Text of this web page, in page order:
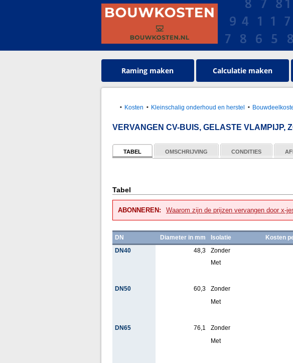
Raming maken Calculatie maken
Kosten Kleinschalig onderhoud en herstel
VERVANGEN CV-BUIS, GELASTE VLAMPIJP,
TABEL OMSCHRIJVING CONDITIES
Tabel
ABONNEREN: Waarom zijn de prijzen vervangen door x-
DN Diameter in mm Isolatie
Kosten
DN40
48,3 Zonder
Met
DN50 60,3 Zonder
Met
DN65 76,1 Zonder
Met